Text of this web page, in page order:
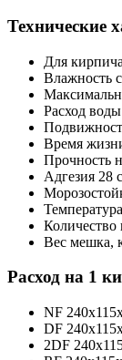
Технические
Для
Влажность
Расход
Время
Прочность
Адгезия 28
Вес мешка,
Расход на 1
NF
DF
2DF